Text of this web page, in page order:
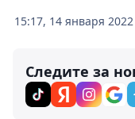
15:17, 14 января 2022
Следите за